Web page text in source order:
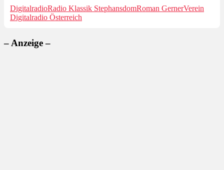
DigitalradioRadio Klassik StephansdomRoman GernerVerein
Digitalradio Österreich
– Anzeige –